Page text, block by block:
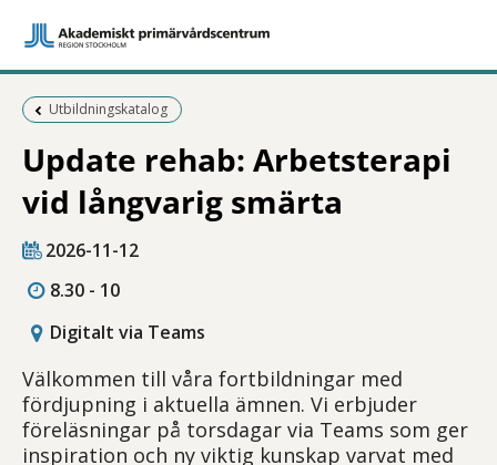
Föregående sida:
Utbildningskatalog
Update rehab: Arbetsterapi
vid långvarig smärta
2026-11-12
8.30 - 10
Digitalt via Teams
Välkommen till våra fortbildningar med
fördjupning i aktuella ämnen. Vi erbjuder
föreläsningar på torsdagar via Teams som ger
inspiration och ny viktig kunskap varvat med